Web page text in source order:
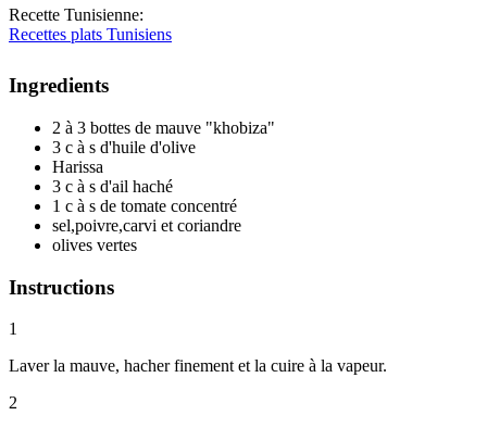
Recette Tunisienne:
Recettes plats Tunisiens
Ingredients
2 à 3 bottes de mauve "khobiza"
3 c à s d'huile d'olive
Harissa
3 c à s d'ail haché
1 c à s de tomate concentré
sel,poivre,carvi et coriandre
olives vertes
Instructions
1
Laver la mauve, hacher finement et la cuire à la vapeur.
2